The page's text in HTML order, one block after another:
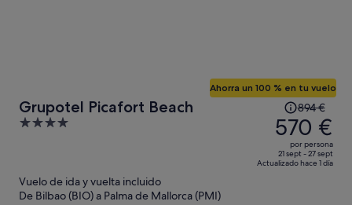
Grupotel Picafort Beach
4
Ahorra un 100 % en tu vuelo
precio
era
de
894 €,
894 €
570 €
por persona
21 sept - 27 sept
Actualizado hace 1 día
Vuelo de ida y vuelta incluido
De Bilbao (BIO) a Palma de Mallorca (PMI)